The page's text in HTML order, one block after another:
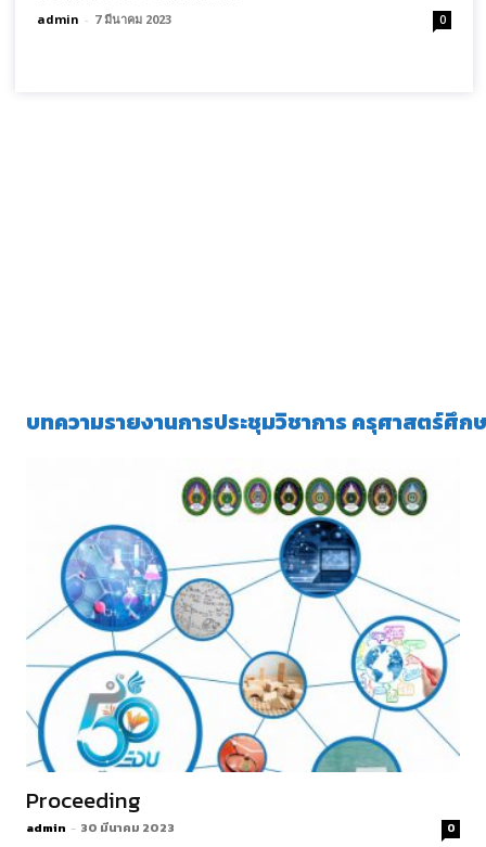
admin - 7 มีนาคม 2023 0
บทความรายงานการประชุมวิชาการ ครุศาสตร์ศึก
Proceeding
admin - 30 มีนาคม 2023 0